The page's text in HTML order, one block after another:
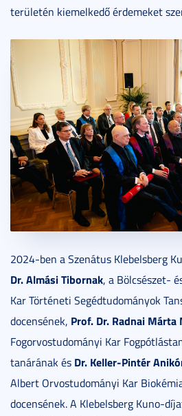
területén kiemelkedő érdemeket
2024-ben a Szenátus Klebelsberg
Dr. Almási Tibornak, a Bölcsészet-
Kar Történeti Segédtudományok
docensének, Prof. Dr. Radnai Márta
Fogorvostudományi Kar
tanárának és Dr. Keller-Pintér
Albert Orvostudományi Kar
docensének. A Klebelsberg Kuno-